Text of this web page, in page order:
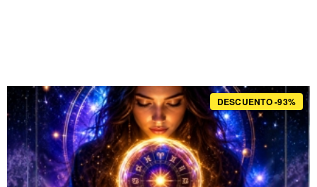
DESCUENTO -93%